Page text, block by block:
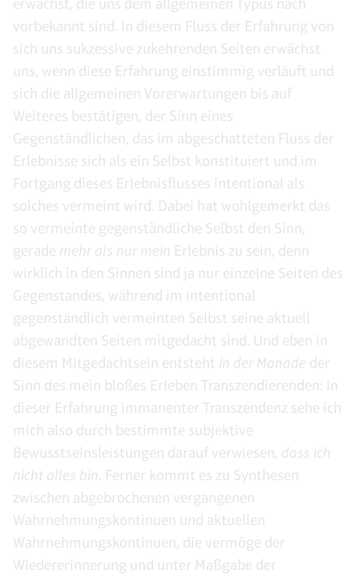
erwächst, die uns dem allgemeinen Typus nach
vorbekannt sind. In diesem Fluss der Erfahrung von
sich uns sukzessive zukehrenden Seiten erwächst
uns, wenn diese Erfahrung einstimmig verläuft und
sich die allgemeinen Vorerwartungen bis auf
Weiteres bestätigen, der Sinn eines
Gegenständlichen, das im abgeschatteten Fluss der
Erlebnisse sich als ein Selbst konstituiert und im
Fortgang dieses Erlebnisflusses intentional als
solches vermeint wird. Dabei hat wohlgemerkt das
so vermeinte gegenständliche Selbst den Sinn,
gerade mehr als nur mein Erlebnis zu sein, denn
wirklich in den Sinnen sind ja nur einzelne Seiten des
Gegenstandes, während im intentional
gegenständlich vermeinten Selbst seine aktuell
abgewandten Seiten mitgedacht sind. Und eben in
diesem Mitgedachtsein entsteht in der Monade der
Sinn des mein bloßes Erleben Transzendierenden: In
dieser Erfahrung immanenter Transzendenz sehe ich
mich also durch bestimmte subjektive
Bewusstseinsleistungen darauf verwiesen, dass ich
nicht alles bin . Ferner kommt es zu Synthesen
zwischen abgebrochenen vergangenen
Wahrnehmungskontinuen und aktuellen
Wahrnehmungskontinuen, die vermöge der
Wiedererinnerung und unter Maßgabe der